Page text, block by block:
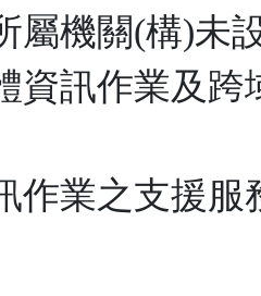
屬機關(構)未
資訊作業及跨
作業之支援服